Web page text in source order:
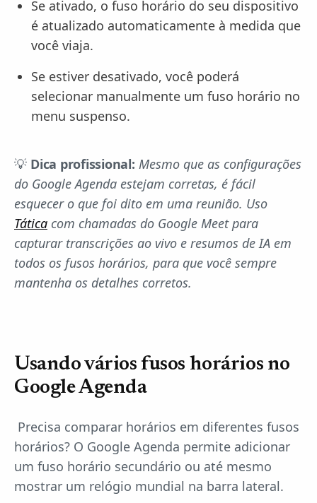
Se ativado, o fuso horário do seu dispositivo
é atualizado automaticamente à medida que
você viaja.
Se estiver desativado, você poderá
selecionar manualmente um fuso horário no
menu suspenso.
💡 Dica profissional: Mesmo que as configurações
do Google Agenda estejam corretas, é fácil
esquecer o que foi dito em uma reunião. Uso
Tática com chamadas do Google Meet para
capturar transcrições ao vivo e resumos de IA em
todos os fusos horários, para que você sempre
mantenha os detalhes corretos.
Usando vários fusos horários no
Google Agenda
‍ Precisa comparar horários em diferentes fusos
horários? O Google Agenda permite adicionar
um fuso horário secundário ou até mesmo
mostrar um relógio mundial na barra lateral.